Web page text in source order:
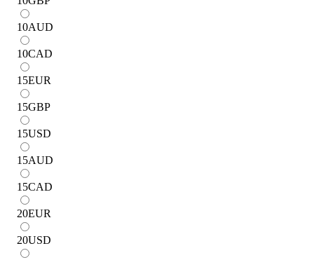
10AUD
10CAD
15EUR
15GBP
15USD
15AUD
15CAD
20EUR
20USD